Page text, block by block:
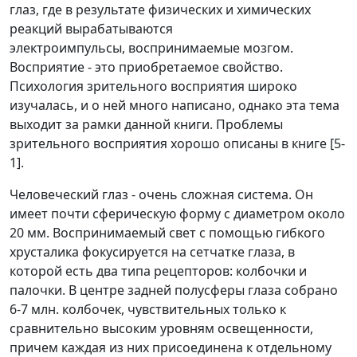
глаз, где в результате физических и химических
реакций вырабатываются
электроимпульсы, воспринимаемые мозгом.
Восприятие - это приобретаемое свойство.
Психология зрительного восприятия широко
изучалась, и о ней много написано, однако эта тема
выходит за рамки данной книги. Проблемы
зрительного восприятия хорошо описаны в книге [5-
1].
Человеческий глаз - очень сложная система. Он
имеет почти сферическую форму с диаметром около
20 мм. Воспринимаемый свет с помощью гибкого
хрусталика фокусируется на сетчатке глаза, в
которой есть два типа рецепторов: колбочки и
палочки. В центре задней полусферы глаза собрано
6-7 млн. колбочек, чувствительных только к
сравнительно высоким уровням освещенности,
причем каждая из них присоединена к отдельному